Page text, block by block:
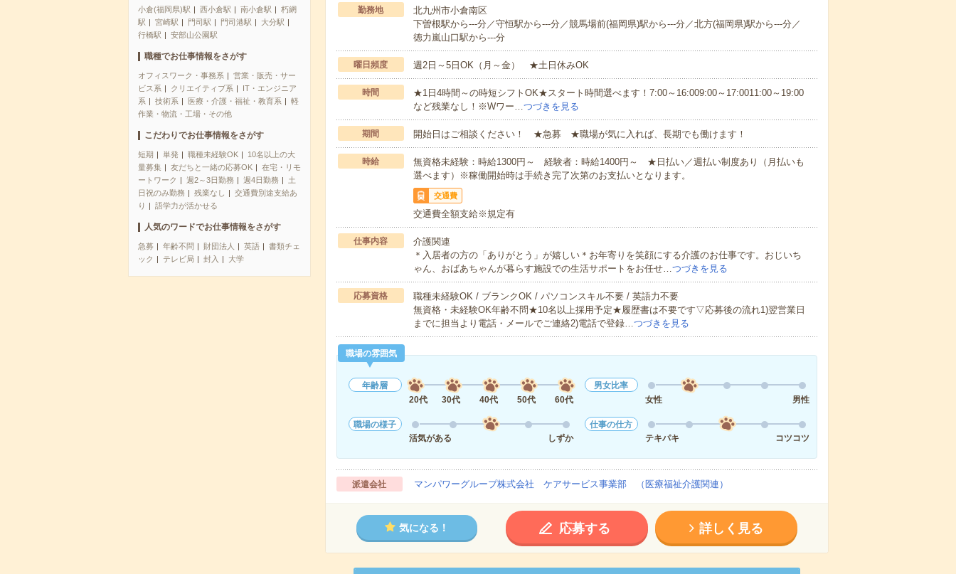
小倉(福岡県)駅 西小倉駅 南小倉駅
朽網
駅
宮崎駅 門司駅 門司港駅
大分駅
行橋駅
安部山公園駅
職種でお仕事情報をさがす
オフィスワーク・事務系
営業・販売・サー
ビス系
クリエイティブ系
IT・エンジニア
系
技術系 医療・介護・福祉・教育系
軽
作業・物流・工場・その他
こだわりでお仕事情報をさがす
短期 単発 職種未経験OK
10名以上の大
量募集
友だちと一緒の応募OK
在宅・リモ
ートワーク
週2～3日勤務 週4日勤務
土
日祝のみ勤務
残業なし
交通費別途支給あ
り
語学力が活かせる
人気のワードでお仕事情報をさがす
急募 年齢不問 財団法人 英語
書類チェ
ック
テレビ局 封入 大学
勤務地
北九州市小倉南区
下曽根駅から---分／守恒駅から---分／競馬場前(福岡県)駅から---分／北方(福岡県)駅から---分／
徳力嵐山口駅から---分
曜日頻度 週2日～5日OK（月～金） ★土日休みOK
時間
★1日4時間～の時短シフトOK★スタート時間選べます！7:00～16:009:00～17:0011:00～19:00
など残業なし！※Wワー…つづきを見る
期間 開始日はご相談ください！ ★急募 ★職場が気に入れば、長期でも働けます！
時給
無資格未経験：時給1300円～ 経験者：時給1400円～ ★日払い／週払い制度あり（月払いも
選べます）※稼働開始時は手続き完了次第のお支払いとなります。
交通費
交通費全額支給※規定有
仕事内容
介護関連
＊入居者の方の「ありがとう」が嬉しい＊お年寄りを笑顔にする介護のお仕事です。おじいち
ゃん、おばあちゃんが暮らす施設での生活サポートをお任せ…つづきを見る
応募資格
職種未経験OK / ブランクOK / パソコンスキル不要 / 英語力不要
無資格・未経験OK年齢不問★10名以上採用予定★履歴書は不要です▽応募後の流れ1)翌営業日
までに担当より電話・メールでご連絡2)電話で登録…つづきを見る
職場の雰囲気
年齢層
20代
30代 40代 50代 60代
男女比率
女性
男性
職場の様子
活気がある
しずか
仕事の仕方
テキパキ
コツコツ
派遣会社 マンパワーグループ株式会社 ケアサービス事業部 （医療福祉介護関連）
気になる！ 応募する 詳しく見る